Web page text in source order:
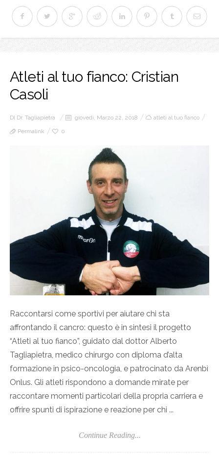
Atleti al tuo fianco: Cristian
Casoli
Di Dr. Tagliapietra giovedì, Marzo 22, 2018
atleti al tuo fianco
Permalink
0
Raccontarsi come sportivi per aiutare chi sta
affrontando il cancro: questo è in sintesi il progetto
“Atleti al tuo fianco”, guidato dal dottor Alberto
Tagliapietra, medico chirurgo con diploma d’alta
formazione in psico-oncologia, e patrocinato da Arenbì
Onlus. Gli atleti rispondono a domande mirate per
raccontare momenti particolari della propria carriera e
offrire spunti di ispirazione e reazione per chi ...
Continue Reading...